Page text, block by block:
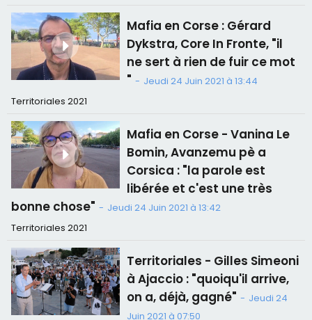
Mafia en Corse : Gérard
Dykstra, Core In Fronte, "il
ne sert à rien de fuir ce mot
" - Jeudi 24 Juin 2021 à 13:44
Territoriales 2021
Mafia en Corse - Vanina Le
Bomin, Avanzemu pè a
Corsica : "la parole est
libérée et c'est une très
bonne chose" - Jeudi 24 Juin 2021 à 13:42
Territoriales 2021
Territoriales - Gilles Simeoni
à Ajaccio : "quoiqu'il arrive,
on a, déjà, gagné" - Jeudi 24
Juin 2021 à 07:50